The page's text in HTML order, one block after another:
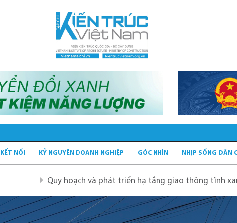
KẾT NỐI KỶ NGUYÊN DOANH NGHIỆP GÓC NHÌN NHỊP SỐNG DÂN
và phát triển hạ tầng giao thông tĩnh xanh Quy